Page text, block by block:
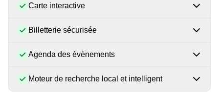
Carte interactive
Billetterie sécurisée
Agenda des évènements
Moteur de recherche local et intelligent